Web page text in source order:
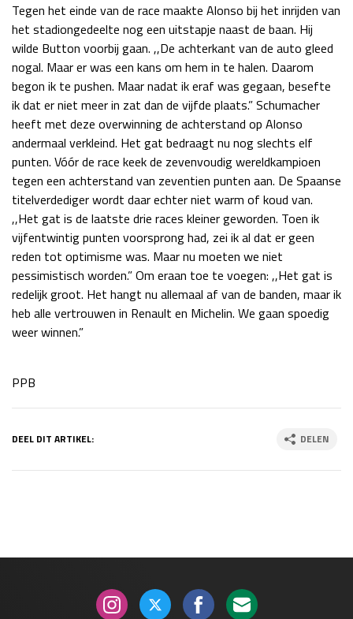
Kwalificatie
za 05:00 - 06:00
Race
zo 05:00 - 07:00
GP QATAR 2026 27 - 29 nov
Kwalificatie
za 19:00 - 20:00
zo 17:00 - 19:00
GP ABU DHABI 2026 04 - 06 dec
Kwalificatie
za 15:00 - 16:00
Race
zo 14:00 - 16:00
Tegen het einde van de race maakte Alonso bij het inrijden van
het stadiongedeelte nog een uitstapje naast de baan. Hij
wilde Button voorbij gaan. ,,De achterkant van de auto gleed
nogal. Maar er was een kans om hem in te halen. Daarom
begon ik te pushen. Maar nadat ik eraf was gegaan, besefte
ik dat er niet meer in zat dan de vijfde plaats.” Schumacher
heeft met deze overwinning de achterstand op Alonso
andermaal verkleind. Het gat bedraagt nu nog slechts elf
punten. Vóór de race keek de zevenvoudig wereldkampioen
tegen een achterstand van zeventien punten aan. De Spaanse
titelverdediger wordt daar echter niet warm of koud van.
,,Het gat is de laatste drie races kleiner geworden. Toen ik
vijfentwintig punten voorsprong had, zei ik al dat er geen
reden tot optimisme was. Maar nu moeten we niet
pessimistisch worden.” Om eraan toe te voegen: ,,Het gat is
redelijk groot. Het hangt nu allemaal af van de banden, maar ik
heb alle vertrouwen in Renault en Michelin. We gaan spoedig
weer winnen.”
PPB
DEEL DIT ARTIKEL: DELEN